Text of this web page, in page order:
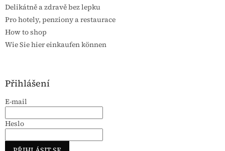
Delikátně a zdravě bez lepku
Pro hotely, penziony a restaurace
How to shop
Wie Sie hier einkaufen können
Přihlášení
E-mail
Heslo